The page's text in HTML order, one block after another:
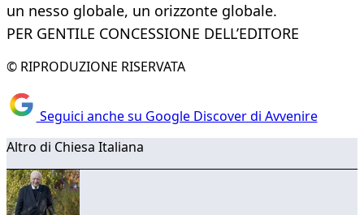
un nesso globale, un orizzonte globale.
PER GENTILE CONCESSIONE DELL’EDITORE
© RIPRODUZIONE RISERVATA
Seguici anche su Google Discover di Avvenire
Altro di Chiesa Italiana